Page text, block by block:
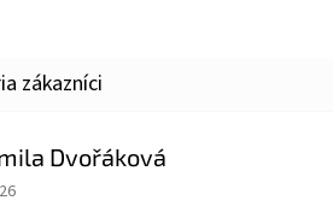
Dvořáková
obchodu je 5 z 5 hviezdičiek.